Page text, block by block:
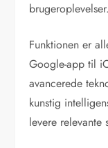
brugeroplevelser.
Funktionen er
Google-app til
avancerede
kunstig
levere relevante